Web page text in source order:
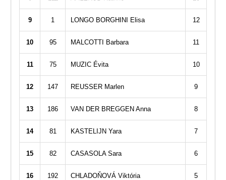
9 1 LONGO BORGHINI Elisa 12
10 95 MALCOTTI Barbara 11
11 75 MUZIC Évita 10
12 147 REUSSER Marlen 9
13 186 VAN DER BREGGEN Anna 8
14 81 KASTELIJN Yara 7
15 82 CASASOLA Sara 6
16 192 CHLADOŇOVÁ Viktória 5